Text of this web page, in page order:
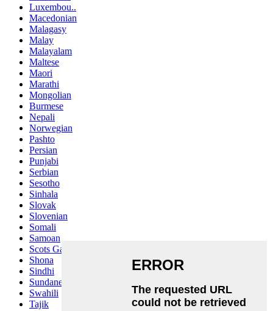
Luxembou..
Macedonian
Malagasy
Malay
Malayalam
Maltese
Maori
Marathi
Mongolian
Burmese
Nepali
Norwegian
Pashto
Persian
Punjabi
Serbian
Sesotho
Sinhala
Slovak
Slovenian
Somali
Samoan
Scots Gaelic
Shona
Sindhi
Sundanese
Swahili
Tajik